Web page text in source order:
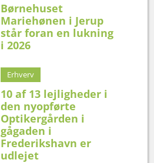
Børnehuset
Mariehønen i Jerup
står foran en lukning
i 2026
Erhverv
10 af 13 lejligheder i
den nyopførte
Optikergården i
gågaden i
Frederikshavn er
udlejet